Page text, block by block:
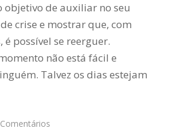
objetivo de auxiliar no seu
crise e mostrar que, com
é possível se reerguer.
não está fácil e
Talvez os dias estejam